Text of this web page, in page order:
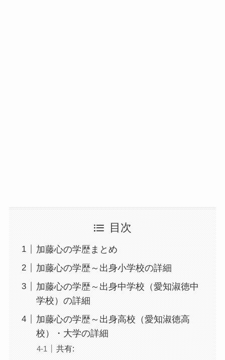
目次
加藤心の学歴まとめ
加藤心の学歴～出身小学校の詳細
加藤心の学歴～出身中学校（愛知淑徳中
学校）の詳細
加藤心の学歴～出身高校（愛知淑徳高
校）・大学の詳細
共有: